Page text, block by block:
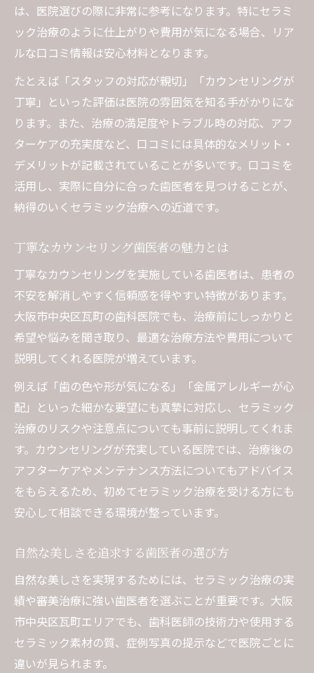
は、医院選びの際に非常に参考になります。特にセラミ
ック治療のように仕上がりや費用が気になる場合、リア
ルな口コミ情報は安心材料となります。
たとえば「スタッフの対応が親切」「カウンセリングが
丁寧」といった評価は医院の雰囲気を知る手がかりにな
ります。また、治療の満足度やトラブル時の対応、アフ
ターケアの充実度など、口コミには具体的なメリット・
デメリットが記載されていることが多いです。口コミを
活用し、実際に自分に合った歯医者を見つけることが、
納得のいくセラミック治療への近道です。
丁寧なカウンセリング歯医者の魅力とは
丁寧なカウンセリングを実施している歯医者は、患者の
不安を解消しやすく信頼感を得やすい特徴があります。
大阪市中央区瓦町の歯科医院でも、治療前にしっかりと
希望や悩みを聞き取り、最適な治療方法や費用について
説明してくれる医院が増えています。
例えば「歯の色や形が気になる」「金属アレルギーが心
配」といった細かな要望にも真摯に対応し、セラミック
治療のリスクや注意点についても事前に説明してくれま
す。カウンセリングが充実している医院では、治療後の
アフターケアやメンテナンス方法についてもアドバイス
をもらえるため、初めてセラミック治療を受ける方にも
安心して相談できる環境が整っています。
自然な美しさを追求する歯医者の選び方
自然な美しさを実現するためには、セラミック治療の実
績や審美治療に強い歯医者を選ぶことが重要です。大阪
市中央区瓦町エリアでも、歯科医師の技術力や使用する
セラミック素材の質、症例写真の提示などで医院ごとに
違いが見られます。